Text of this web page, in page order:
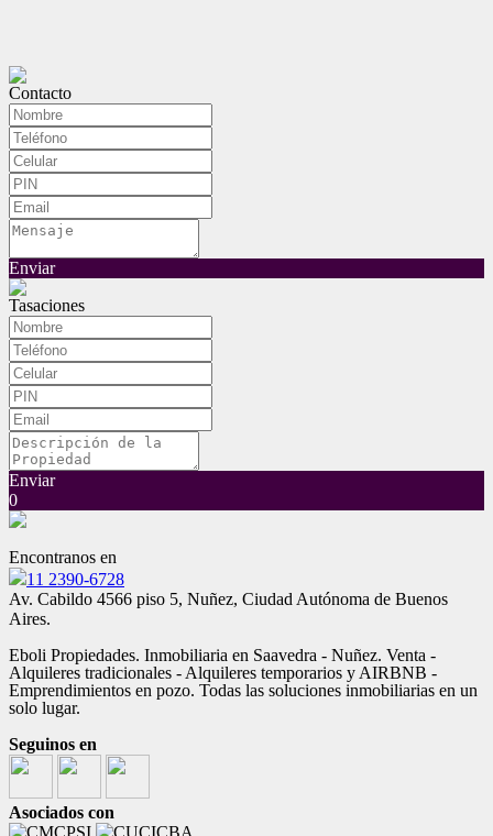
Contacto
Enviar
Tasaciones
Enviar
0
Encontranos en
11 2390-6728
Av. Cabildo 4566 piso 5, Nuñez, Ciudad Autónoma de Buenos
Aires.
Eboli Propiedades. Inmobiliaria en Saavedra - Nuñez. Venta -
Alquileres tradicionales - Alquileres temporarios y AIRBNB -
Emprendimientos en pozo. Todas las soluciones inmobiliarias en un
solo lugar.
Seguinos en
Asociados con